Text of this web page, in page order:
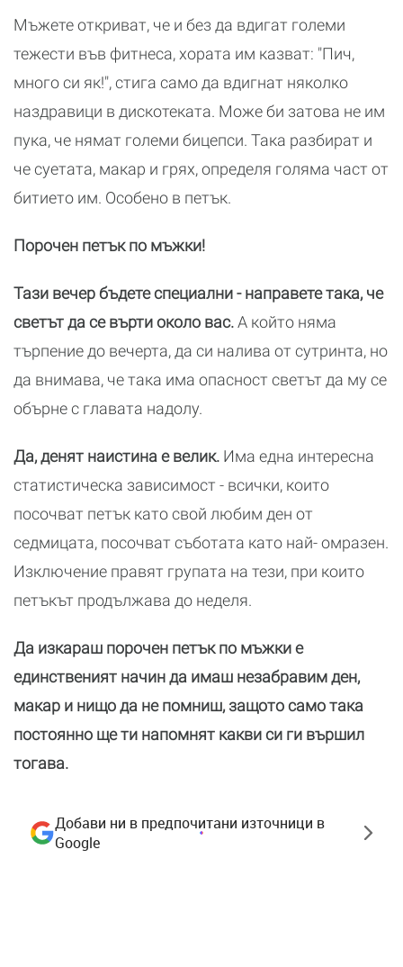
Мъжете откриват, че и без да вдигат големи
тежести във фитнеса, хората им казват: "Пич,
много си як!", стига само да вдигнат няколко
наздравици в дискотеката. Може би затова не им
пука, че нямат големи бицепси. Така разбират и
че суетата, макар и грях, определя голяма част от
битието им. Особено в петък.
Порочен петък по мъжки!
Тази вечер бъдете специални - направете така, че
светът да се върти около вас.А който няма
търпение до вечерта, да си налива от сутринта, но
да внимава, че така има опасност светът да му се
обърне с главата надолу.
Да, денят наистина е велик. Има една интересна
статистическа зависимост - всички, които
посочват петък като свой любим ден от
седмицата, посочват съботата като най- омразен.
Изключение правят групата на тези, при които
петъкът продължава до неделя.
Да изкараш порочен петък по мъжки е
единственият начин да имаш незабравим ден,
макар и нищо да не помниш, защото само така
постоянно ще ти напомнят какви си ги вършил
тогава.
Добави ни в предпочитани източници в
Google